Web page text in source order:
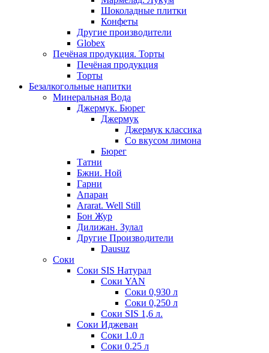
Шоколадные плитки
Конфеты
Другие производители
Globex
Печёная продукция. Торты
Печёная продукция
Торты
Безалкогольные напитки
Минеральная Вода
Джермук. Бюрег
Джермук
Джермук классика
Со вкусом лимона
Бюрег
Татни
Бжни. Ной
Гарни
Апаран
Ararat. Well Still
Бон Жур
Дилижан. Зулал
Другие Производители
Dausuz
Соки
Соки SIS Натурал
Соки YAN
Соки 0,930 л
Соки 0,250 л
Соки SIS 1,6 л.
Соки Иджеван
Соки 1.0 л
Соки 0.25 л